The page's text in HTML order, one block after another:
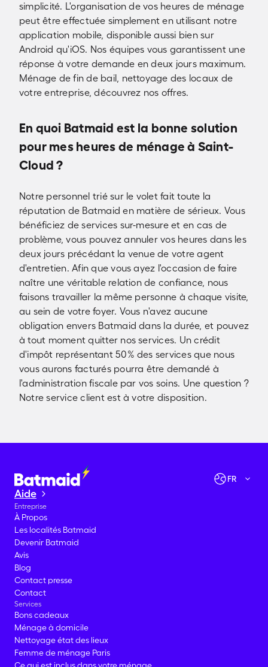
simplicité. L'organisation de vos heures de ménage
peut être effectuée simplement en utilisant notre
application mobile, disponible aussi bien sur
Android qu'iOS. Nos équipes vous garantissent une
réponse à votre demande en deux jours maximum.
Ménage de fin de bail, nettoyage des locaux de
votre entreprise, découvrez nos offres.
En quoi Batmaid est la bonne solution
pour mes heures de ménage à Saint-
Cloud ?
Notre personnel trié sur le volet fait toute la
réputation de Batmaid en matière de sérieux. Vous
bénéficiez de services sur-mesure et en cas de
problème, vous pouvez annuler vos heures dans les
deux jours précédant la venue de votre agent
d'entretien. Afin que vous ayez l'occasion de faire
naître une véritable relation de confiance, nous
faisons travailler la même personne à chaque visite,
au sein de votre foyer. Vous n'avez aucune
obligation envers Batmaid dans la durée, et pouvez
à tout moment quitter nos services. Un crédit
d'impôt représentant 50% des services que nous
vous aurons facturés pourra être demandé à
l'administration fiscale par vos soins. Une question ?
Notre service client est à votre disposition.
FR
Aide
Entreprise
À Propos
Les localités Batmaid
Devenir Batmaid
Avis
Blog
Contact presse
Contact
Services
Bons cadeaux
Ménage à domicile
Nettoyage état des lieux
Femme de ménage Paris